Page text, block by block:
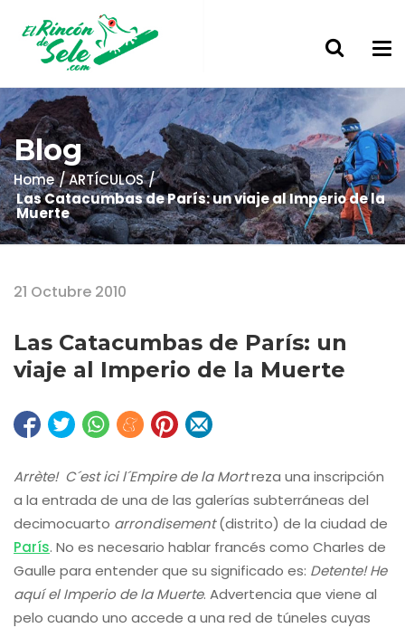
Blog
Home
ARTÍCULOS
Las Catacumbas de París: un viaje al Imperio de la
Muerte
21 Octubre 2010
Las Catacumbas de París: un
viaje al Imperio de la Muerte
Arrète! C´est ici l´Empire de la Mortreza una inscripción
a la entrada de una de las galerías subterráneas del
decimocuarto arrondisement(distrito) de la ciudad de
París. No es necesario hablar francés como Charles de
Gaulle para entender que su significado es: Detente! He
aquí el Imperio de la Muerte. Advertencia que viene al
pelo cuando uno accede a una red de túneles cuyas